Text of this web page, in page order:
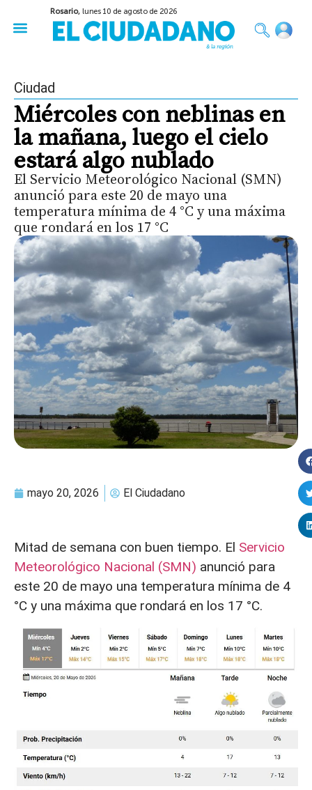
Rosario,lunes 10 de agosto de 2026
Ciudad
Miércoles con neblinas en
la mañana, luego el cielo
estará algo nublado
El Servicio Meteorológico Nacional (SMN)
anunció para este 20 de mayo una
temperatura mínima de 4 °C y una máxima
que rondará en los 17 °C
mayo 20, 2026 El Ciudadano
Mitad de semana con buen tiempo. El Servicio
Meteorológico Nacional (SMN) anunció para
este 20 de mayo una temperatura mínima de 4
°C y una máxima que rondará en los 17 °C.